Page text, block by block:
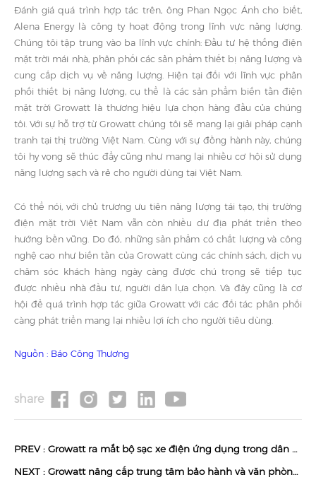
Đánh giá quá trình hợp tác trên, ông Phan Ngọc Ánh cho biết,
Alena Energy là công ty hoạt động trong lĩnh vực năng lượng.
Chúng tôi tập trung vào ba lĩnh vực chính: Đầu tư hệ thống điện
mặt trời mái nhà, phân phối các sản phẩm thiết bị năng lượng và
cung cấp dịch vụ về năng lượng. Hiện tại đối với lĩnh vực phân
phối thiết bị năng lượng, cụ thể là các sản phẩm biến tần điện
mặt trời Growatt là thương hiệu lựa chọn hàng đầu của chúng
tôi. Với sự hỗ trợ từ Growatt chúng tôi sẽ mang lại giải pháp cạnh
tranh tại thị trường Việt Nam. Cùng với sự đồng hành này, chúng
tôi hy vọng sẽ thúc đẩy cũng như mang lại nhiều cơ hội sử dụng
năng lượng sạch và rẻ cho người dùng tại Việt Nam.
Có thể nói, với chủ trương ưu tiên năng lượng tái tạo, thị trường
điện mặt trời Việt Nam vẫn còn nhiều dư địa phát triển theo
hướng bền vững. Do đó, những sản phẩm có chất lượng và công
nghệ cao như biến tần của Growatt cùng các chính sách, dịch vụ
chăm sóc khách hàng ngày càng được chú trọng sẽ tiếp tục
được nhiều nhà đầu tư, người dân lựa chọn. Và đây cũng là cơ
hội để quá trình hợp tác giữa Growatt với các đối tác phân phối
càng phát triển mang lại nhiều lợi ích cho người tiêu dùng.
Nguồn : Báo Công Thương
share
PREV :Growatt ra mắt bộ sạc xe điện ứng dụng trong dân dụng và thương mại
NEXT :Growatt nâng cấp trung tâm bảo hành và văn phòng tại Việt Nam